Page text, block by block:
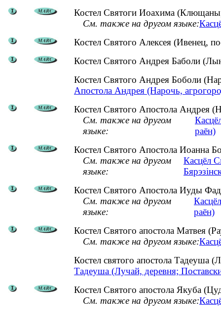
Костел Святоги Иоахима
См. также на другом языке:
Костел Святого Алексея (Ивенец,
Костел Святого Андрея Баболи
Костел Святого Андрея Боболи
Апостола Андрея (Нарочь,
Костел Святого Апостола Андрея
См. также на другом
языке:
раён)
Костел Святого Апостола Иоанна
См. также на другом
языке:
Касцёл
Костел Святого Апостола Иуды
См. также на другом
языке:
раён)
Костел Святого апостола Матвея
См. также на другом языке:
Костел святого апостола
Тадеуша (Лучай, деревня;
Костел Святого апостола Якуба
См. также на другом языке: